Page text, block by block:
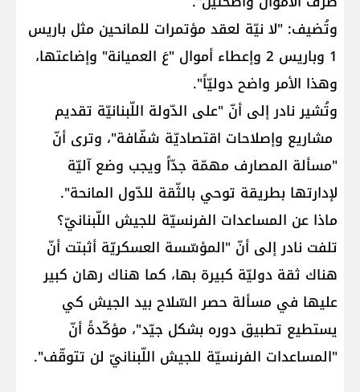
وتُضيف: "لا نيّة لعقد مؤتمرات للمانحين مثل باريس
1 وباريس 2 وإعطاء أموال "عَ العميانة" وإضاعتها،
وهذا الأمر واضح دوليّاً".
وتُشير نادر إلى أنّ "على الدّولة اللّبنانيّة تقديم
مشاريع وإصلاحات اقتصاديّة شفّافة"، وترى أنّ
"مسألة المصارف مهمّة جدّاً ويجب وضع آليّة
لإدارتها بطريقة توحي بالثّقة للدّول المانحة".
ماذا عن المساعدات الفرنسيّة للجيش اللّبنانيّ؟
تلفت نادر إلى أنّ "المؤسّسة العسكريّة أثبتت أنّ
هناك ثقة دوليّة كبيرة بها، كما هناك رهان كبير
عليها في مسألة حصر السّلاح بيد الجيش كي
يستطيع تطبيق دوره بشكل جيّد"، مؤكّدةً أنّ
"المساعدات الفرنسيّة للجيش اللّبنانيّ لن تتوقّف".